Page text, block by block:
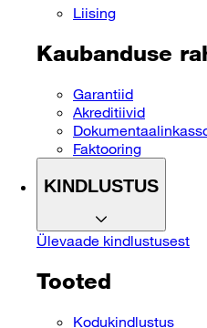
Liising
Kaubanduse
Garantiid
Akreditiivid
Faktooring
KINDLUSTUS
Ülevaade kindlustusest
Tooted
Kodukindlustus